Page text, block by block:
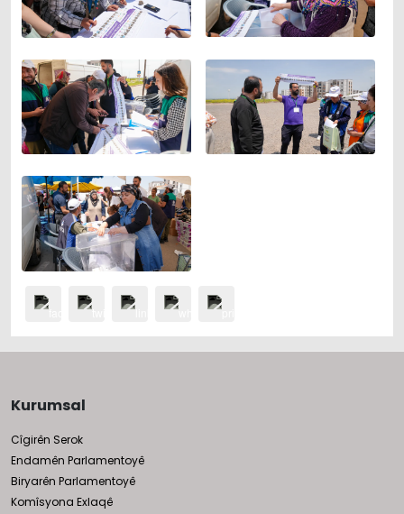
Kurumsal
Cîgirên Serok
Endamên Parlamentoyê
Biryarên Parlamentoyê
Komîsyona Exlaqê